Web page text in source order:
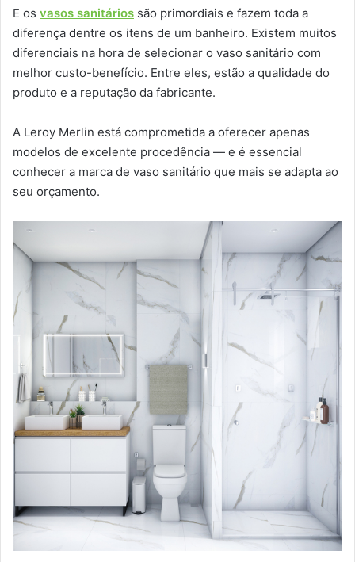
E os vasos sanitários são primordiais e fazem toda a
diferença dentre os itens de um banheiro. Existem muitos
diferenciais na hora de selecionar o vaso sanitário com
melhor custo-benefício. Entre eles, estão a qualidade do
produto e a reputação da fabricante.
A Leroy Merlin está comprometida a oferecer apenas
modelos de excelente procedência — e é essencial
conhecer a marca de vaso sanitário que mais se adapta ao
seu orçamento.